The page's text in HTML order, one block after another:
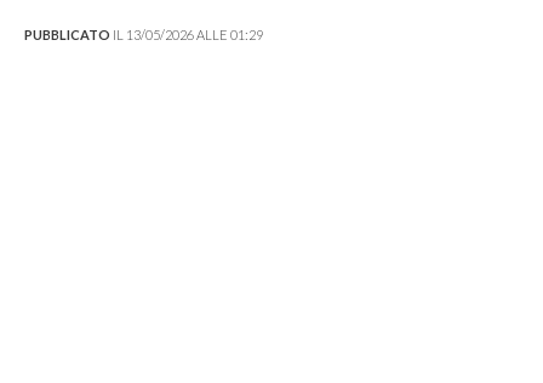
PUBBLICATO IL 13/05/2026 ALLE 01:29